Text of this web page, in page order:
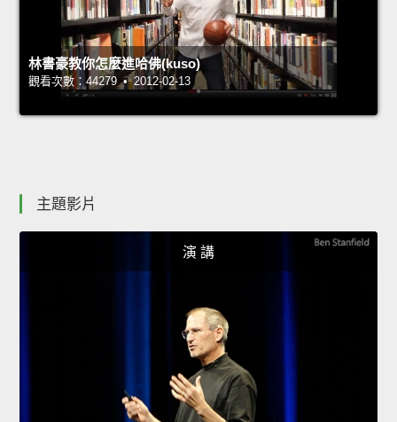
林書豪教你怎麼進哈佛(kuso)
觀看次數：44279 • 2012-02-13
主題影片
演 講